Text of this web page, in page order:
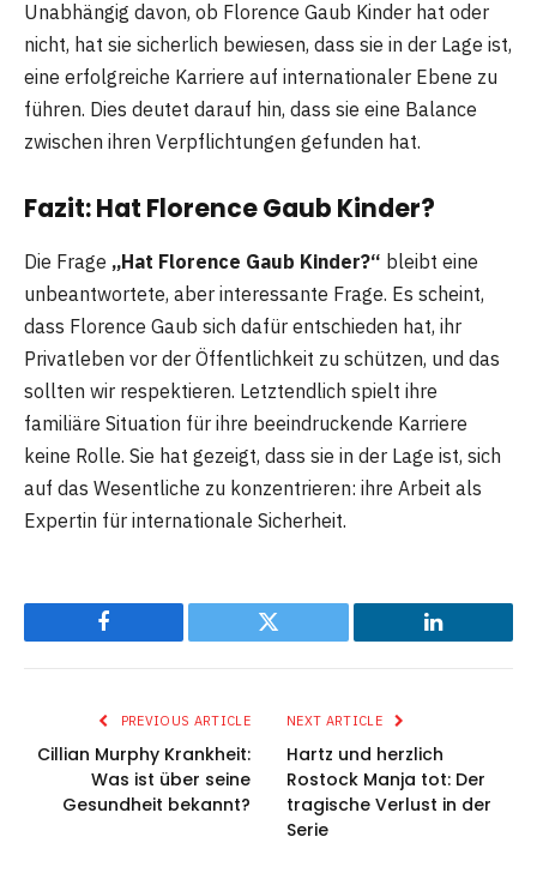
Unabhängig davon, ob Florence Gaub Kinder hat oder
nicht, hat sie sicherlich bewiesen, dass sie in der Lage ist,
eine erfolgreiche Karriere auf internationaler Ebene zu
führen. Dies deutet darauf hin, dass sie eine Balance
zwischen ihren Verpflichtungen gefunden hat.
Fazit: Hat Florence Gaub Kinder?
Die Frage „Hat Florence Gaub Kinder?“ bleibt eine
unbeantwortete, aber interessante Frage. Es scheint,
dass Florence Gaub sich dafür entschieden hat, ihr
Privatleben vor der Öffentlichkeit zu schützen, und das
sollten wir respektieren. Letztendlich spielt ihre
familiäre Situation für ihre beeindruckende Karriere
keine Rolle. Sie hat gezeigt, dass sie in der Lage ist, sich
auf das Wesentliche zu konzentrieren: ihre Arbeit als
Expertin für internationale Sicherheit.
Facebook Twitter LinkedIn
PREVIOUS ARTICLE
Cillian Murphy Krankheit:
Was ist über seine
Gesundheit bekannt?
NEXT ARTICLE
Hartz und herzlich
Rostock Manja tot: Der
tragische Verlust in der
Serie